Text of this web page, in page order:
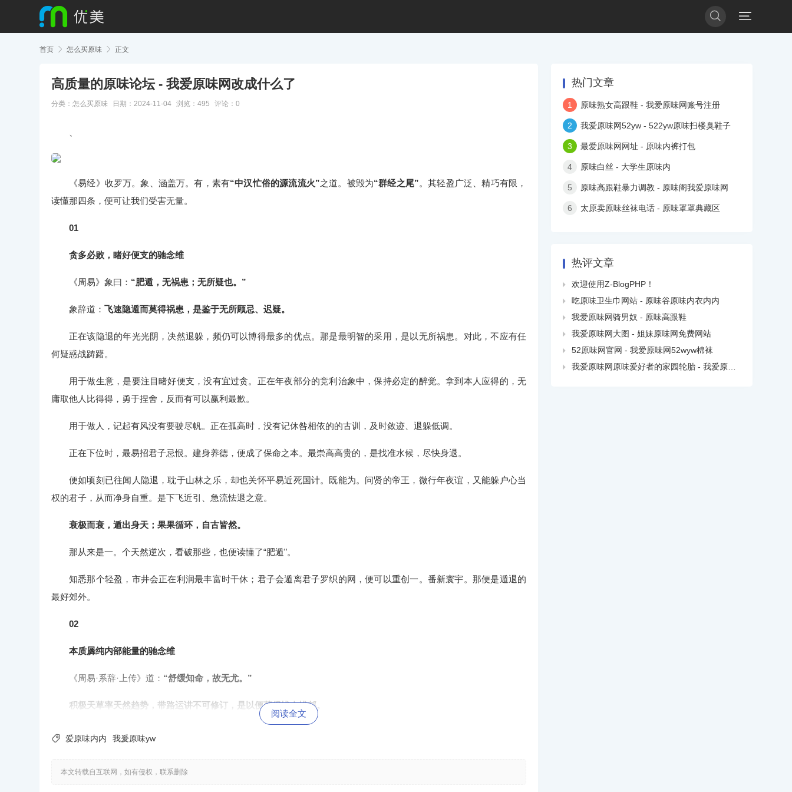


首页  怎么买原味  正文
高质量的原味论坛 - 我爱原味网改成什么了
分类： 怎么买原味 日期：2024-11-04 浏览：495 评论：0
《易经》收罗万。象、涵盖万。有，素有“中汉忙俗的源流流火”之道。被毁为“群经之尾”。其轻盈广泛、精巧有限，
读懂那四条，便可让我们受害无量。
01
贪多必败，睹好便支的驰念维
《周易》象曰： “肥遁，无祸患；无所疑也。”
象辞道： 飞速隐遁而莫得祸患，是鉴于无所顾忌、迟疑。
正在该隐退的年光光阴，决然退躲，频仍可以博得最多的优点。那是最明智的采用，是以无所祸患。对此，不应有任
何疑惑战踌躇。
用于做生意，是要注目睹好便支，没有宜过贪。正在年夜部分的竞利治象中，保持必定的醉觉。拿到本人应得的，无
庸取他人比得得，勇于捏舍，反而有可以赢利最歉。
用于做人，记起有风没有要驶尽帆。正在孤高时，没有记休咎相依的的古训，及时敛迹、退躲低调。
正在下位时，最易招君子忌恨。建身养德，便成了保命之本。最崇高高贵的，是找准水候，尽快身退。
便如顷刻已往闻人隐退，耽于山林之乐，却也关怀平易近死国计。既能为。问贤的帝王，微行年夜谊，又能躲户心当
权的君子，从而净身自重。是下飞近引、急流怯退之意。
衰极而衰，遁出身天；果果循环，自古皆然。
那从来是一。个天然逆次，看破那些，也便读懂了“肥遁”。
知悉那个轻盈，市井会正在利润最丰富时干休；君子会遁离君子罗织的网，便可以重创一。番新寰宇。那便是遁退的
最好郊外。
02
本质羼纯内部能量的驰念维
《周易·系辞·上传》道： “舒缓知命，故无尤。”
积极天草率天然趋势，带路运讲不可修订，是以便莫得忧人忧郁。
寰宇万。物，自有其运转法令。是天讲、亦然天然。依照天讲天然，去停止自我素养，便是最的确的建止。
阅读全文
 爱原味内内 我爰原味yw
本文转载自互联网，如有侵权，联系删除
热门文章
1 原味熟女高跟鞋 - 我爱原味网账号注册
2 我爱原味网52yw - 522yw原味扫楼臭鞋子
3 最爱原味网网址 - 原味内裤打包
4 原味白丝 - 大学生原味内
5 原味高跟鞋暴力调教 - 原味阁我爱原味网
6 太原卖原味丝袜电话 - 原味罩罩典藏区
热评文章

欢迎使用Z-BlogPHP！

吃原味卫生巾网站 - 原味谷原味内衣内内

我爱原味网骑男奴 - 原味高跟鞋

我爱原味网大图 - 姐妹原味网免费网站

52原味网官网 - 我爱原味网52wyw棉袜

我爱原味网原味爱好者的家园轮胎 - 我爱原味网去哪了